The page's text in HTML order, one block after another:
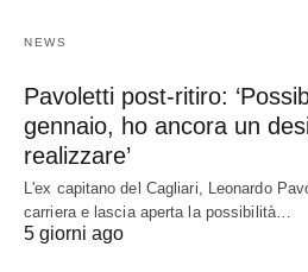
NEWS
Pavoletti post-ritiro:
gennaio, ho ancora un
realizzare’
L'ex capitano del Cagliari, Leonardo
carriera e lascia aperta la possibilità…
5 giorni ago